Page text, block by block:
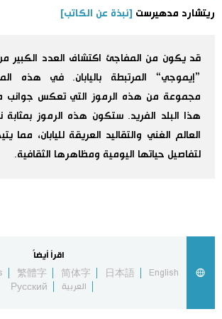
علوم وتكنولوجيا
الأقسام
صور
سياسة
اقتصاد
الأكثر تفاعلا
هو وهي
ريتشارد مدهيرست [نبذة عن الكاتب]
قد يكون من المفاجئ اكتشاف العدد الكبير من
”إيموجي“ المرتبطة باليابان. في هذه
مجموعة من هذه الرموز التي تعكس جوانب
هذا البلد الفريد. ستكون هذه الرموز
العالم الغني والتقاليد العريقة لليابان،
لتفاصيل حياتها اليومية ومظاهرها الثقافية.
اقرأ أيضاً
English
日本語
简体字
繁體字
العربية
Русский